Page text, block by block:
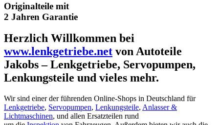
Originalteile mit
2 Jahren Garantie
Herzlich Willkommen bei
www.lenkgetriebe.net von Autoteile
Jakobs – Lenkgetriebe, Servopumpen,
Lenkungsteile und vieles mehr.
Wir sind einer der führenden Online-Shops in Deutschland für
Lenkgetriebe, Servopumpen, Lenkungsteile, Anlasser &
Lichtmaschinen, und allen Ersatzteilen rund